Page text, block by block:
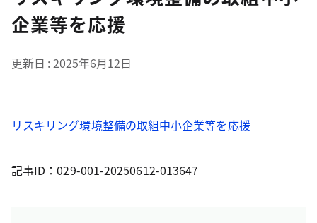
企業等を応援
更新日 2025年6月12日
リスキリング環境整備の取組中小企業等を応援
記事ID：029-001-20250612-013647